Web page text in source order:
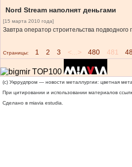
Nord Stream наполнят деньгами
[15 марта 2010 года]
Завтра оператор строительства
Страницы: 1 2 3 <...> 480 481
(c) Укррудпром — новости металлургии: цветная
При цитировании и использовании материалов
Сделано в miavia estudia.